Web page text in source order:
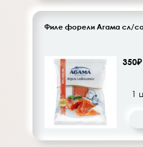
Филе форели Агама сл/
350₽